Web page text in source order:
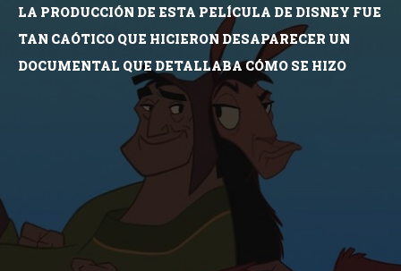
LA PRODUCCIÓN DE ESTA PELÍCULA DE DISNEY FUE
TAN CAÓTICO QUE HICIERON DESAPARECER UN
DOCUMENTAL QUE DETALLABA CÓMO SE HIZO